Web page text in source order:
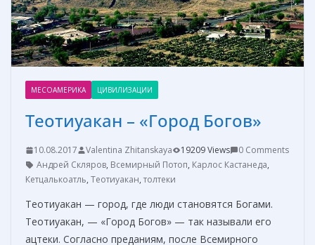
МЕСОАМЕРИКА ЦИВИЛИЗАЦИИ
Теотиуакан – «Город Богов»
10.08.2017 Valentina Zhitanskaya 19209 Views
0 Comments
Андрей Скляров, Всемирный Потоп, Карлос Кастанеда,
Кетцалькоатль, Теотиуакан, толтеки
Теотиуакан — город, где люди становятся Богами.
Теотиуакан, — «Город Богов» — так называли его
ацтеки. Согласно преданиям, после Всемирного